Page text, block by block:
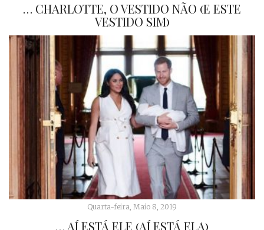
… CHARLOTTE, O VESTIDO NÃO (E ESTE
VESTIDO SIM)
Quarta-feira, Maio 8, 2019
… AÍ ESTÁ ELE (AÍ ESTÁ ELA)